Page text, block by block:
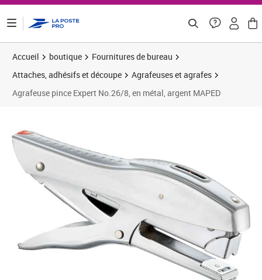
Accueil boutique
Fournitures de bureau
Attaches, adhésifs et découpe
Agrafeuses et agrafes
Agrafeuse pince Expert No.26/8, en métal, argent MAPED